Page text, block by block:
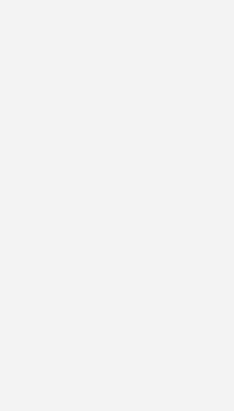
ich damit einverstanden, über
und eine Abmeldung ist
mit Daten finden Sie